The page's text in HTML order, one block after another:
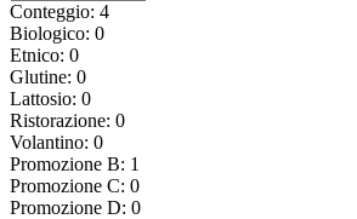
Conteggio: 4
Biologico: 0
Etnico: 0
Glutine: 0
Lattosio: 0
Ristorazione: 0
Volantino: 0
Promozione B: 1
Promozione C: 0
Promozione D: 0